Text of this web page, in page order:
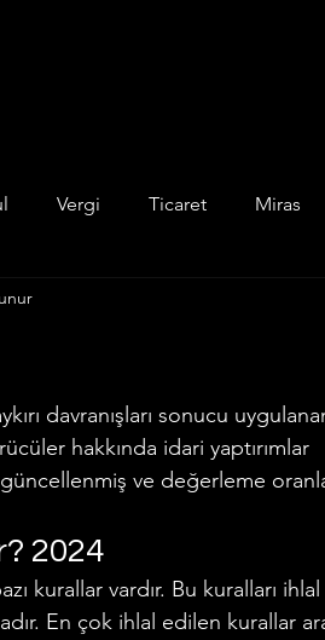
Vergi Ticaret Miras
İcra Hukuku İdare Hukuku
- Asker Hukuku Miras Hukuku
davranışları sonucu
hakkında idari yaptırımlar
güncellenmiş ve değerleme
2024
kurallar vardır. Bu kuralları
En çok ihlal edilen kurallar